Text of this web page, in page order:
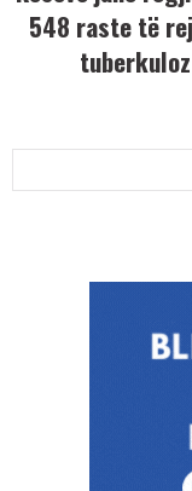
548 raste të
tuberkuloz